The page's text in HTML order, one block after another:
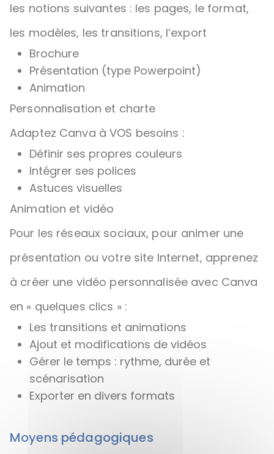
les notions suivantes : les pages, le format,
les modèles, les transitions, l’export
Brochure
Présentation (type Powerpoint)
Animation
Personnalisation et charte
Adaptez Canva à VOS besoins :
Définir ses propres couleurs
Intégrer ses polices
Astuces visuelles
Animation et vidéo
Pour les réseaux sociaux, pour animer une
présentation ou votre site Internet, apprenez
à créer une vidéo personnalisée avec Canva
en « quelques clics » :
Les transitions et animations
Ajout et modifications de vidéos
Gérer le temps : rythme, durée et
scénarisation
Exporter en divers formats
Moyens pédagogiques